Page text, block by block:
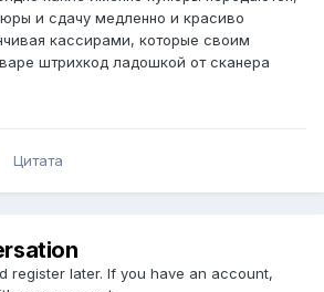
и сдачу медленно и красиво
кассирами, которые своим
штрихкод ладошкой от сканера
Цитата
register later. If you have an account,